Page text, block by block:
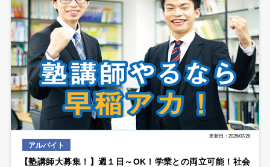
更新日：2026/07/28
アルバイト
【塾講師大募集！】週１日～OK！学業との両立可能！社会